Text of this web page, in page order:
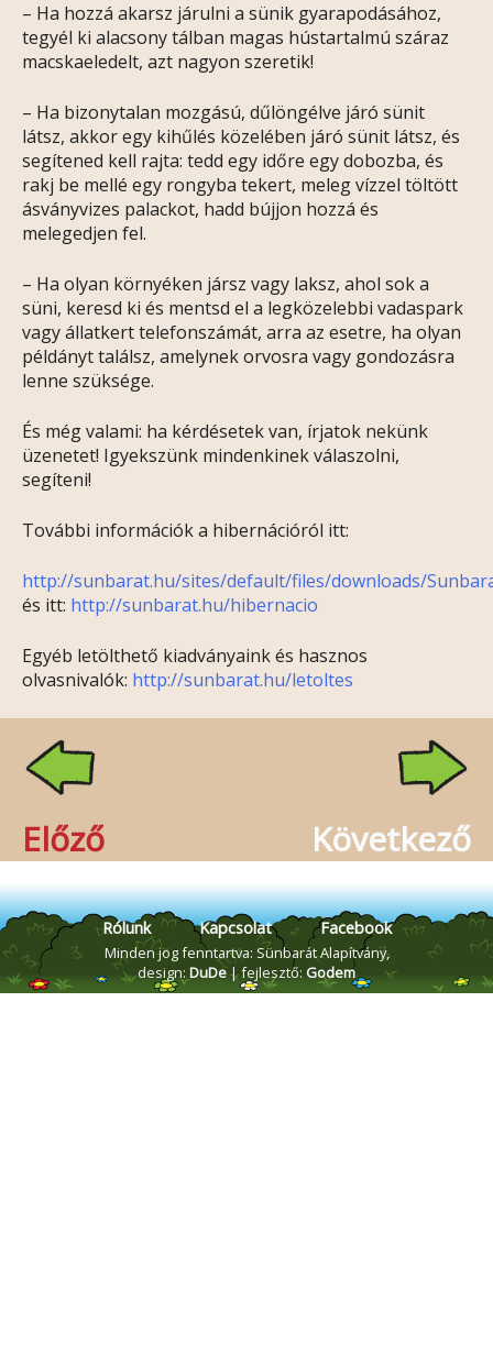
– Ha hozzá akarsz járulni a sünik gyarapodásához,
tegyél ki alacsony tálban magas hústartalmú száraz
macskaeledelt, azt nagyon szeretik!
– Ha bizonytalan mozgású, dűlöngélve járó sünit
látsz, akkor egy kihűlés közelében járó sünit látsz, és
segítened kell rajta: tedd egy időre egy dobozba, és
rakj be mellé egy rongyba tekert, meleg vízzel töltött
ásványvizes palackot, hadd bújjon hozzá és
melegedjen fel.
– Ha olyan környéken jársz vagy laksz, ahol sok a
süni, keresd ki és mentsd el a legközelebbi vadaspark
vagy állatkert telefonszámát, arra az esetre, ha olyan
példányt találsz, amelynek orvosra vagy gondozásra
lenne szüksége.
És még valami: ha kérdésetek van, írjatok nekünk
üzenetet! Igyekszünk mindenkinek válaszolni,
segíteni!
További információk a hibernációról itt:
http://sunbarat.hu/sites/default/files/downloads/
és itt: http://sunbarat.hu/hibernacio
Egyéb letölthető kiadványaink és hasznos
olvasnivalók: http://sunbarat.hu/letoltes
Előző Következő
Rólunk Kapcsolat Facebook
Minden jog fenntartva: Sünbarát Alapítvány,
design: DuDe| fejlesztő: Godem